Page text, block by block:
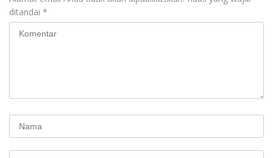
ditandai *